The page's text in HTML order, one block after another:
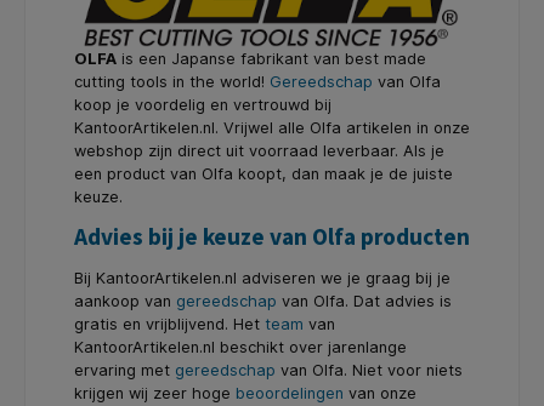
OLFA is een Japanse fabrikant van best made
cutting tools in the world! Gereedschap van Olfa
koop je voordelig en vertrouwd bij
KantoorArtikelen.nl. Vrijwel alle Olfa artikelen in onze
webshop zijn direct uit voorraad leverbaar. Als je
een product van Olfa koopt, dan maak je de juiste
keuze.
Advies bij je keuze van Olfa producten
Bij KantoorArtikelen.nl adviseren we je graag bij je
aankoop van gereedschap van Olfa. Dat advies is
gratis en vrijblijvend. Het team van
KantoorArtikelen.nl beschikt over jarenlange
ervaring met gereedschap van Olfa. Niet voor niets
krijgen wij zeer hoge beoordelingen van onze